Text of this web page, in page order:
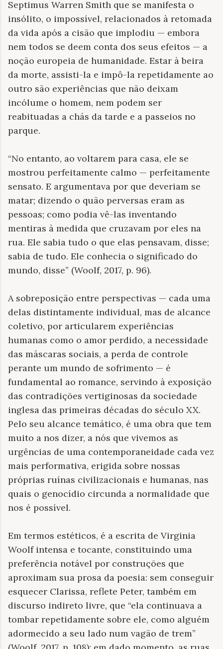
Septimus Warren Smith que se manifesta o
insólito, o impossível, relacionados à retomada
da vida após a cisão que implodiu — embora
nem todos se deem conta dos seus efeitos — a
noção europeia de humanidade. Estar à beira
da morte, assisti-la e impô-la repetidamente ao
outro são experiências que não deixam
incólume o homem, nem podem ser
reabituadas a chás da tarde e a passeios no
parque.
“No entanto, ao voltarem para casa, ele se
mostrou perfeitamente calmo — perfeitamente
sensato. E argumentava por que deveriam se
matar; dizendo o quão perversas eram as
pessoas; como podia vê-las inventando
mentiras à medida que cruzavam por eles na
rua. Ele sabia tudo o que elas pensavam, disse;
sabia de tudo. Ele conhecia o significado do
mundo, disse” (Woolf, 2017, p. 96).
A sobreposição entre perspectivas — cada uma
delas distintamente individual, mas de alcance
coletivo, por articularem experiências
humanas como o amor perdido, a necessidade
das máscaras sociais, a perda de controle
perante um mundo de sofrimento — é
fundamental ao romance, servindo à exposição
das contradições vertiginosas da sociedade
inglesa das primeiras décadas do século XX.
Pelo seu alcance temático, é uma obra que tem
muito a nos dizer, a nós que vivemos as
urgências de uma contemporaneidade cada vez
mais performativa, erigida sobre nossas
próprias ruínas civilizacionais e humanas, nas
quais o genocídio circunda a normalidade que
nos é possível.
Em termos estéticos, é a escrita de Virginia
Woolf intensa e tocante, constituindo uma
preferência notável por construções que
aproximam sua prosa da poesia: sem conseguir
esquecer Clarissa, reflete Peter, também em
discurso indireto livre, que “ela continuava a
tombar repetidamente sobre ele, como alguém
adormecido a seu lado num vagão de trem”